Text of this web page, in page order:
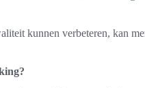
kunnen verbeteren, kan